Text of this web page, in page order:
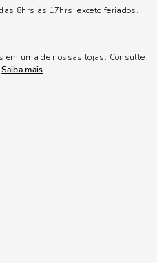
8hrs às 17hrs, exceto feriados.
em uma de nossas lojas. Consulte
Saiba mais